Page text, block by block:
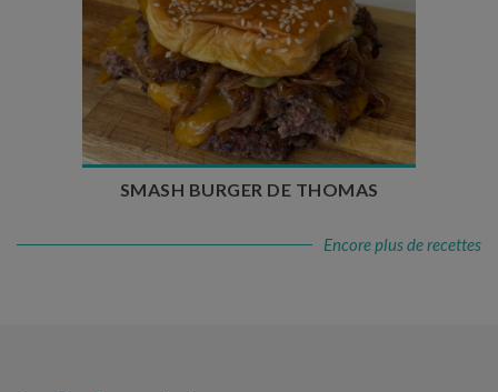
Temps de préparation : 20 min
Temps de cuisson : 5 à 10 min
Nombre de couverts : 4
SMASH BURGER DE THOMAS
Encore plus de recettes